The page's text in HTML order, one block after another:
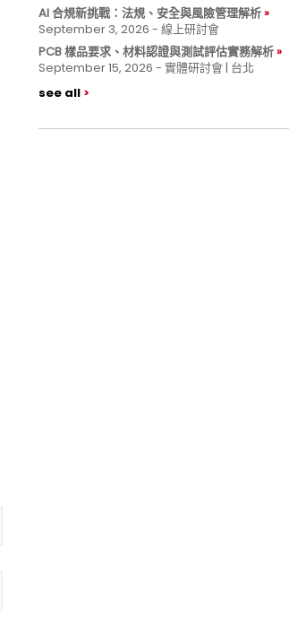
AI 合規新挑戰：法規、安全與風險管理解析
September 3, 2026 - 線上研討會
PCB 樣品要求、材料認證與測試評估實務解析
September 15, 2026 - 實體研討會 | 台北
see all